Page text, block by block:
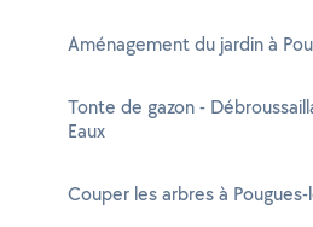
Aménagement du jardin à
Tonte de gazon -
Eaux
Couper les arbres à Pougues-